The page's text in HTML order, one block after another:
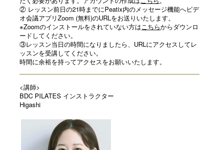
② レッスン前日の21時までにPeatix内のメッセージ機能へビデ
オ会議アプリZoom (無料)のURLをお送りいたします。
※Zoomのインストールをされていない方は こちらからダウンロ
ードしてください。
③レッスン当日の時間になりましたら、URLにアクセスしてレ
ッスンを受講してください。
時間に余裕を持ってアクセスをお願いいたします。
<講師>
BDC PILATES インストラクター
Higashi